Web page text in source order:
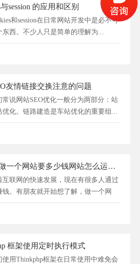
session 的应用和区别
和session在日常网站开发中是必不可
东西。不少人只是简单的理解为...
友情链接交换注意的问题
网站SEO优化一般分为两部分：站
优化。链路建造是车站优化的重要组...
你知道做一个网站要多少钱网站怎么运营能赚钱
网的快速发展，现在有很多人通过
钱。有朋友就开始想了解，做一个网
框架使用定时执行模式
Thinkphp框架在日常使用中难免会